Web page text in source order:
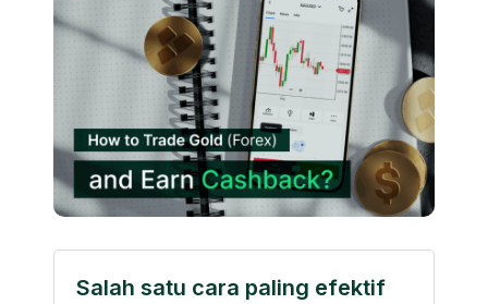
Salah satu cara paling efektif